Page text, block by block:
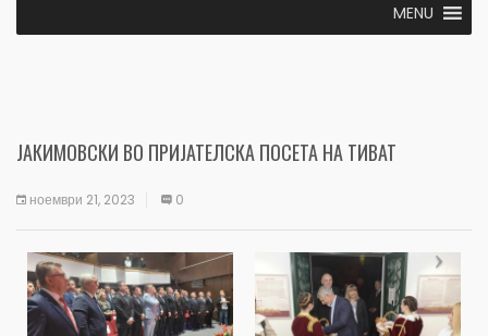
MENU
ЈАКИМОВСКИ ВО ПРИЈАТЕЛСКА ПОСЕТА НА ТИВАТ
ноември 21, 2023 0